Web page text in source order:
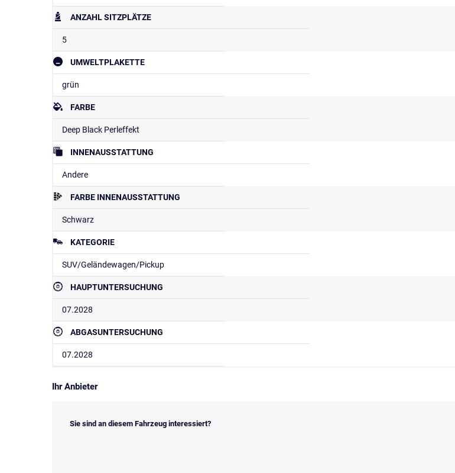
ANZAHL SITZPLÄTZE
5
UMWELTPLAKETTE
grün
FARBE
Deep Black Perleffekt
INNENAUSSTATTUNG
Andere
FARBE INNENAUSSTATTUNG
Schwarz
KATEGORIE
SUV/Geländewagen/Pickup
HAUPTUNTERSUCHUNG
07.2028
ABGASUNTERSUCHUNG
07.2028
Ihr Anbieter
Sie sind an diesem Fahrzeug interessiert?